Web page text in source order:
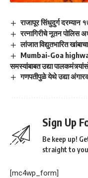
राजापूर सिंधुदुर्ग दरम्यान
रत्नागिरीचे नूतन पोलिस
लांजात विद्युतभारित
Mumbai-Goa highway
समस्यांबाबत उद्या
गणपतीपुळे येथे उद्या
Sign Up
Be keep up!
straight to
[mc4wp_form]